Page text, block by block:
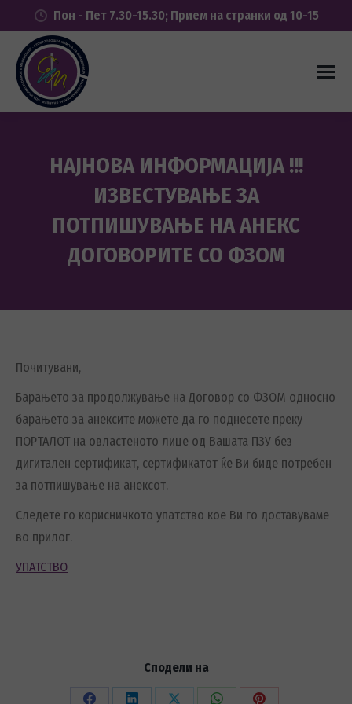
Пон - Пет 7.30-15.30; Прием на странки од 10-15
НАЈНОВА ИНФОРМАЦИЈА !!!
ИЗВЕСТУВАЊЕ ЗА
ПОТПИШУВАЊЕ НА АНЕКС
ДОГОВОРИТЕ СО ФЗОМ
Почитувани,
Барањето за продолжување на Договор со ФЗОМ односно
барањето за анексите можете да го поднесете преку
ПОРТАЛОТ на овластеното лице од Вашата ПЗУ без
дигитален сертификат, сертификатот ќе Ви биде потребен
за потпишување на анексот.
Следете го корисничкото упатство кое Ви го доставуваме
во прилог.
УПАТСТВО
Сподели на